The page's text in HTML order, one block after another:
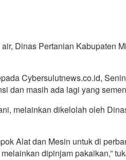
Dinas Pertanian Kabupaten
Cybersulutnews.co.id,
dan masih ada lagi yang
melainkan dikelolah oleh
Alat dan Mesin untuk di
dipinjam pakaikan,”